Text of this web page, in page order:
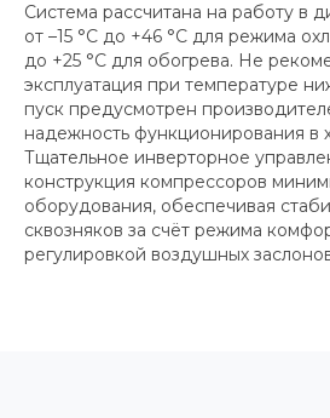
Система рассчитана на работу в
от –15 °C до +46 °C для режима
до +25 °C для обогрева. Не
эксплуатация при температуре
пуск предусмотрен
надежность функционирования в
Тщательное инверторное
конструкция компрессоров
оборудования, обеспечивая
сквозняков за счёт режима
регулировкой воздушных